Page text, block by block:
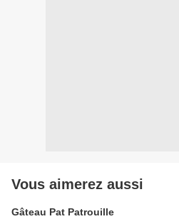
Vous aimerez aussi
Gâteau Pat Patrouille